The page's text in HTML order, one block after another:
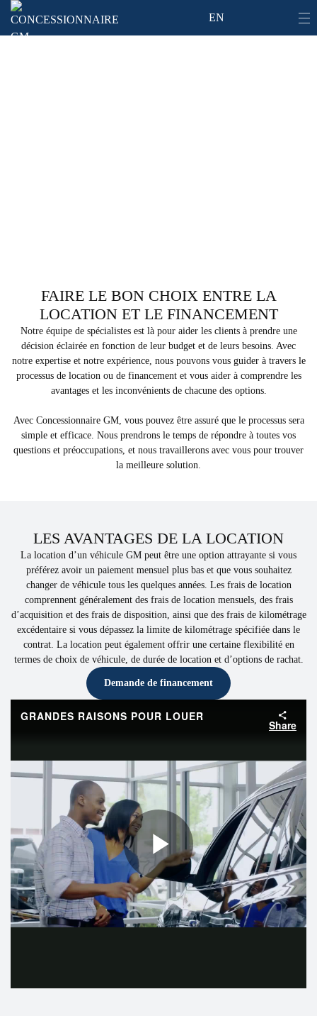
EN
FAIRE LE BON CHOIX ENTRE LA
LOCATION ET LE FINANCEMENT
Notre équipe de spécialistes est là pour aider les clients à prendre une
décision éclairée en fonction de leur budget et de leurs besoins. Avec
notre expertise et notre expérience, nous pouvons vous guider à travers le
processus de location ou de financement et vous aider à comprendre les
avantages et les inconvénients de chacune des options.
Avec Concessionnaire GM, vous pouvez être assuré que le processus sera
simple et efficace. Nous prendrons le temps de répondre à toutes vos
questions et préoccupations, et nous travaillerons avec vous pour trouver
la meilleure solution.
LES AVANTAGES DE LA LOCATION
La location d’un véhicule GM peut être une option attrayante si vous
préférez avoir un paiement mensuel plus bas et que vous souhaitez
changer de véhicule tous les quelques années. Les frais de location
comprennent généralement des frais de location mensuels, des frais
d’acquisition et des frais de disposition, ainsi que des frais de kilométrage
excédentaire si vous dépassez la limite de kilométrage spécifiée dans le
contrat. La location peut également offrir une certaine flexibilité en
termes de choix de véhicule, de durée de location et d’options de rachat.
Demande de financement